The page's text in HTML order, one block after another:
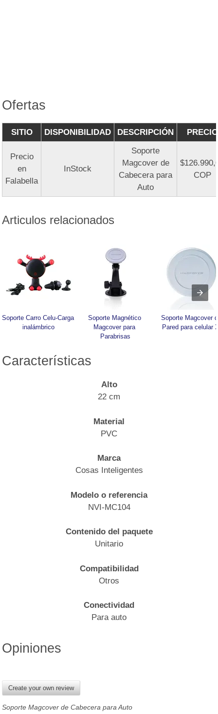
Ofertas
SITIO DISPONIBILIDAD DESCRIPCIÓN PRECIO
Precio
en
Falabella
InStock
Soporte
Magcover de
Cabecera para
Auto
COP
Articulos relacionados
Soporte Carro Celu-Carga
inalámbrico
Soporte Magnético
Magcover para
Parabrisas
Soporte Magcover
Pared para celular
Características
Alto
22 cm
Material
PVC
Marca
Cosas Inteligentes
Modelo o referencia
NVI-MC104
Contenido del paquete
Unitario
Compatibilidad
Otros
Conectividad
Para auto
Opiniones
Create your own review
Soporte Magcover de Cabecera para Auto